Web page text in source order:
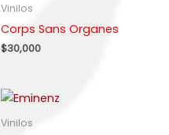
Vinilos
Corps Sans Organes
$30,000
Vinilos